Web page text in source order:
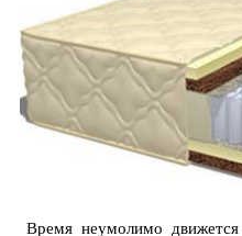
Время неумолимо